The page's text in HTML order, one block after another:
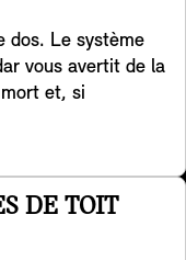
dos. Le système
vous avertit de la
et, si
les véhicules qui
faites marche
à prévenir les
DE TOIT